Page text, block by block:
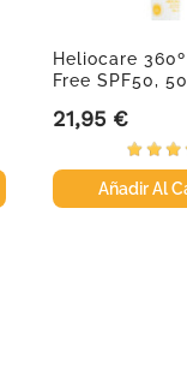
Heliocare
Free SPF50,
Precio
21,95 €
Añadir Al